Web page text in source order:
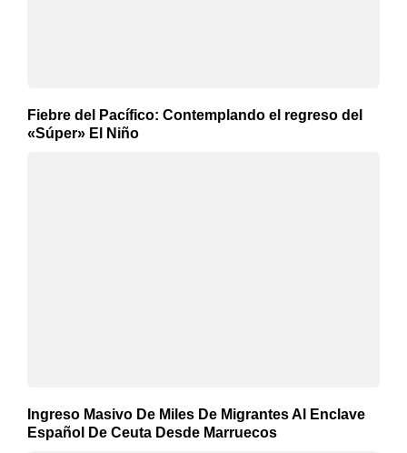
Fiebre del Pacífico: Contemplando el regreso del
«Súper» El Niño
Ingreso Masivo De Miles De Migrantes Al Enclave
Español De Ceuta Desde Marruecos